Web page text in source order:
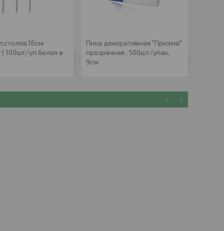
100шт/уп белая в
Пика декоративная "Призма"
прозрачная , 500шт/упак,
9см